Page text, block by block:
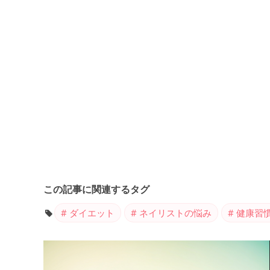
この記事に関連するタグ
ダイエット ネイリストの悩み 健康習